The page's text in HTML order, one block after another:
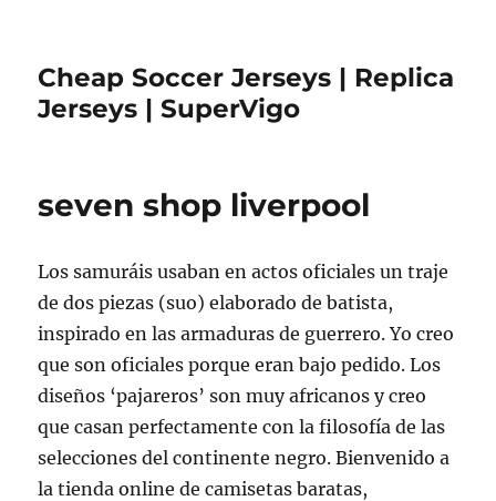
Cheap Soccer Jerseys | Replica
Jerseys | SuperVigo
seven shop liverpool
Los samuráis usaban en actos oficiales un traje
de dos piezas (suo) elaborado de batista,
inspirado en las armaduras de guerrero. Yo creo
que son oficiales porque eran bajo pedido. Los
diseños ‘pajareros’ son muy africanos y creo
que casan perfectamente con la filosofía de las
selecciones del continente negro. Bienvenido a
la tienda online de camisetas baratas,